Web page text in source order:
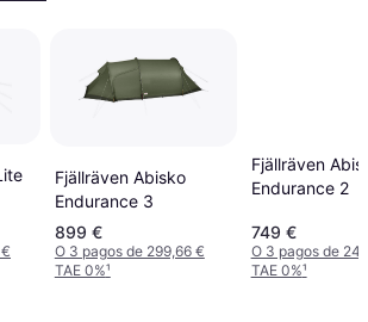
Fjällräven Abisko
Endurance 3
899 €
O 3 pagos de 299,66 €
TAE 0%¹
Fjällräven
Endurance 2
749 €
O 3 pagos de
TAE 0%¹